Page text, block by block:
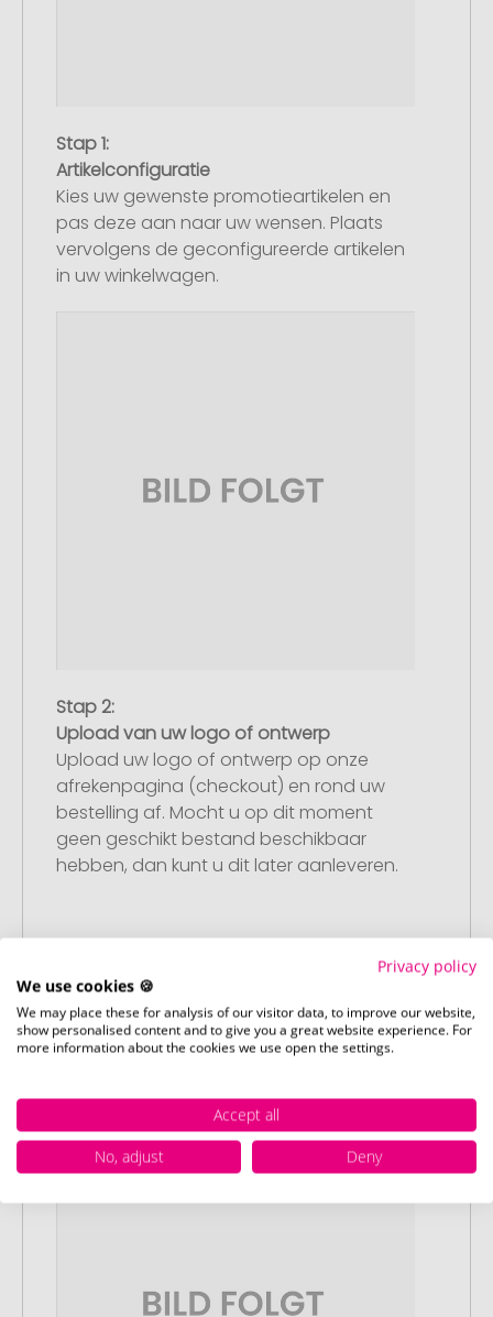
Stap 1:
Artikelconfiguratie
Kies uw gewenste promotieartikelen en
pas deze aan naar uw wensen. Plaats
vervolgens de geconfigureerde artikelen
in uw winkelwagen.
Stap 2:
Upload van uw logo of ontwerp
Upload uw logo of ontwerp op onze
afrekenpagina (checkout) en rond uw
bestelling af. Mocht u op dit moment
geen geschikt bestand beschikbaar
hebben, dan kunt u dit later aanleveren.
Artikelvoorbeeld en goedkeuring
U ontvangt van ons een gratis
drukvoorbeeld met uw ontwerp. Zodra u
dit heeft goedgekeurd, starten wij direct
Privacy policy
We use cookies 🍪
We may place these for analysis of our visitor data, to improve our website,
show personalised content and to give you a great website experience. For
more information about the cookies we use open the settings.
Accept all
No, adjust
Deny